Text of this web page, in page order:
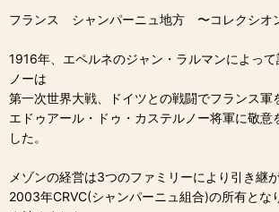
フランス シャンパーニュ地方 〜コレクシオ
1916年、エペルネのジャン・ラルマンによっ
ノーは
第一次世界大戦、ドイツとの戦闘でフランス軍
エドゥアール・ドゥ・カステルノー将軍に敬意
した。
メゾンの経営は3つのファミリーにより引き継
2003年CRVC(シャンパーニュ組合)の所有とな